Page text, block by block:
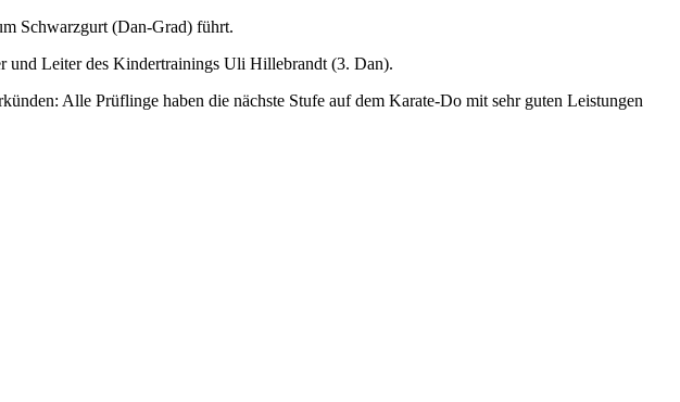
Schwarzgurt (Dan-Grad) führt.
und Leiter des Kindertrainings Uli Hillebrandt (3. Dan).
Alle Prüflinge haben die nächste Stufe auf dem Karate-Do mit sehr guten Leistungen